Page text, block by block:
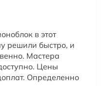
в этот
решили быстро, и
Мастера
Цены
Определенно